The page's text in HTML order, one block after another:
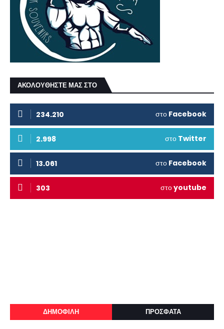
ΑΚΟΛΟΥΘΗΣΤΕ ΜΑΣ ΣΤΟ
234.210 στο Facebook
2.998 στο Twitter
13.061 στο Facebook
303 στοyoutube
ΔΗΜΟΦΙΛΗ ΠΡΟΣΦΑΤΑ